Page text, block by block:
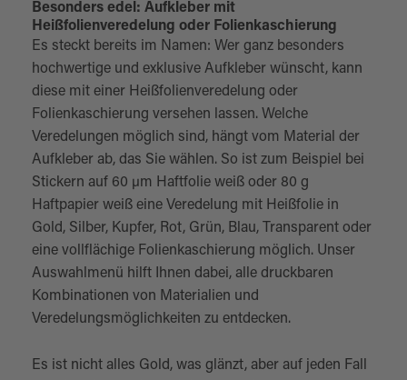
Besonders edel: Aufkleber mit
Heißfolienveredelung oder Folienkaschierung
Es steckt bereits im Namen: Wer ganz besonders
hochwertige und exklusive Aufkleber wünscht, kann
diese mit einer Heißfolienveredelung oder
Folienkaschierung versehen lassen. Welche
Veredelungen möglich sind, hängt vom Material der
Aufkleber ab, das Sie wählen. So ist zum Beispiel bei
Stickern auf 60 µm Haftfolie weiß oder 80 g
Haftpapier weiß eine Veredelung mit Heißfolie in
Gold, Silber, Kupfer, Rot, Grün, Blau, Transparent oder
eine vollflächige Folienkaschierung möglich. Unser
Auswahlmenü hilft Ihnen dabei, alle druckbaren
Kombinationen von Materialien und
Veredelungsmöglichkeiten zu entdecken.
Es ist nicht alles Gold, was glänzt, aber auf jeden Fall